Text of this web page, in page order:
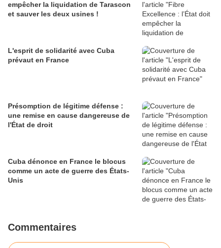
empêcher la liquidation de Tarascon
et sauver les deux usines !
L'esprit de solidarité avec Cuba
prévaut en France
Présomption de légitime défense :
une remise en cause dangereuse de
l'État de droit
Cuba dénonce en France le blocus
comme un acte de guerre des États-
Unis
Commentaires